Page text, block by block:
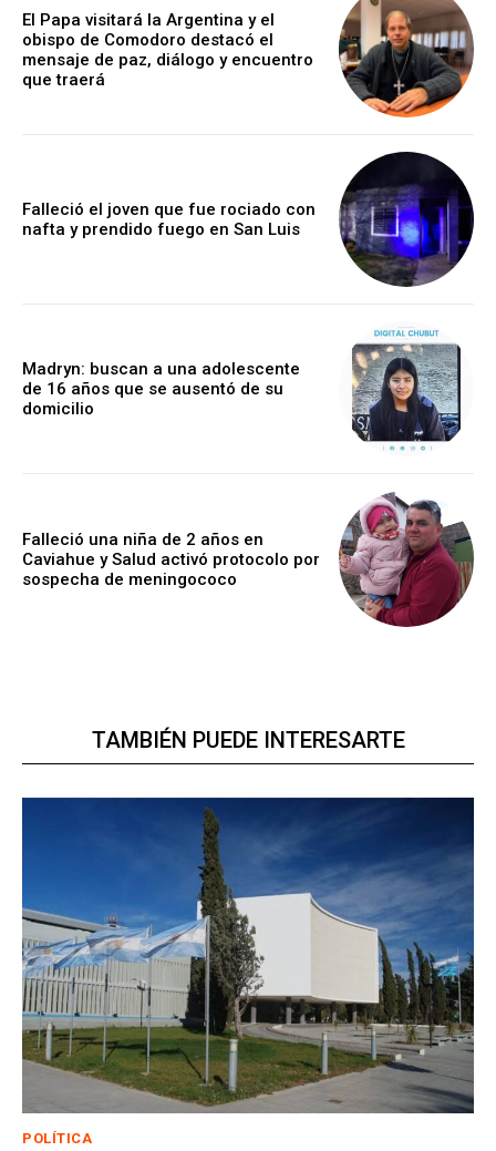
El Papa visitará la Argentina y el
obispo de Comodoro destacó el
mensaje de paz, diálogo y encuentro
que traerá
Falleció el joven que fue rociado con
nafta y prendido fuego en San Luis
Madryn: buscan a una adolescente
de 16 años que se ausentó de su
domicilio
Falleció una niña de 2 años en
Caviahue y Salud activó protocolo por
sospecha de meningococo
TAMBIÉN PUEDE INTERESARTE
POLÍTICA